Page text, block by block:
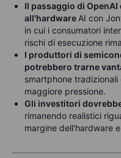
Il passaggio di
all'hardware AI con
in cui i consumatori
rischi di esecuzione
I produttori di
potrebbero trarne
smartphone
maggiore pressione.
Gli investitori
rimanendo realistici
margine dell'hardware